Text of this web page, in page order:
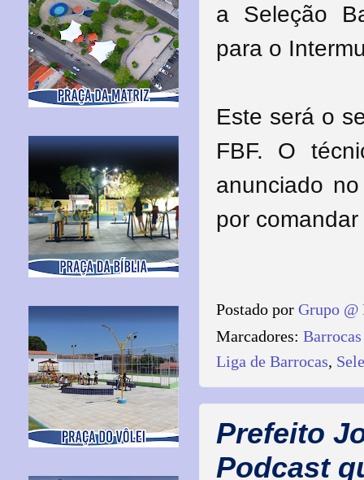
a Seleção
para o
Este será o
FBF. O
anunciado
por
Postado por Grupo @
Marcadores:
Liga de Barrocas,
Prefeito
Podcast